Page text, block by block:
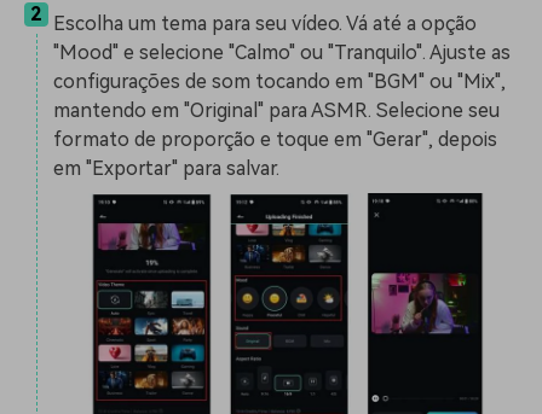
2 Escolha um tema para seu vídeo. Vá até a opção
"Mood" e selecione "Calmo" ou "Tranquilo". Ajuste as
configurações de som tocando em "BGM" ou "Mix",
mantendo em "Original" para ASMR. Selecione seu
formato de proporção e toque em "Gerar", depois
em "Exportar" para salvar.